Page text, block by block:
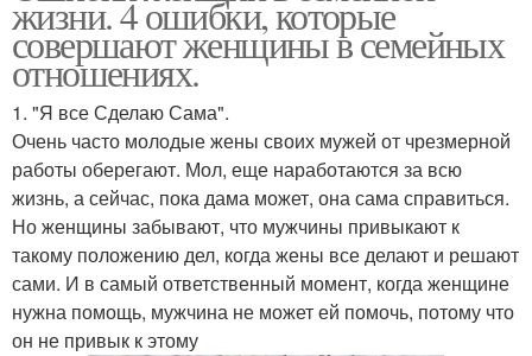
жизни. 4 ошибки, которые
совершают женщины в семейных
отношениях.
1. "Я все Сделаю Сама".
Очень часто молодые жены своих мужей от чрезмерной
работы оберегают. Мол, еще наработаются за всю
жизнь, а сейчас, пока дама может, она сама справиться.
Но женщины забывают, что мужчины привыкают к
такому положению дел, когда жены все делают и решают
сами. И в самый ответственный момент, когда женщине
нужна помощь, мужчина не может ей помочь, потому что
он не привык к этому